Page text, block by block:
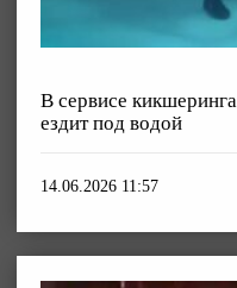
В сервисе
ездит под водой
14.06.2026 11:57